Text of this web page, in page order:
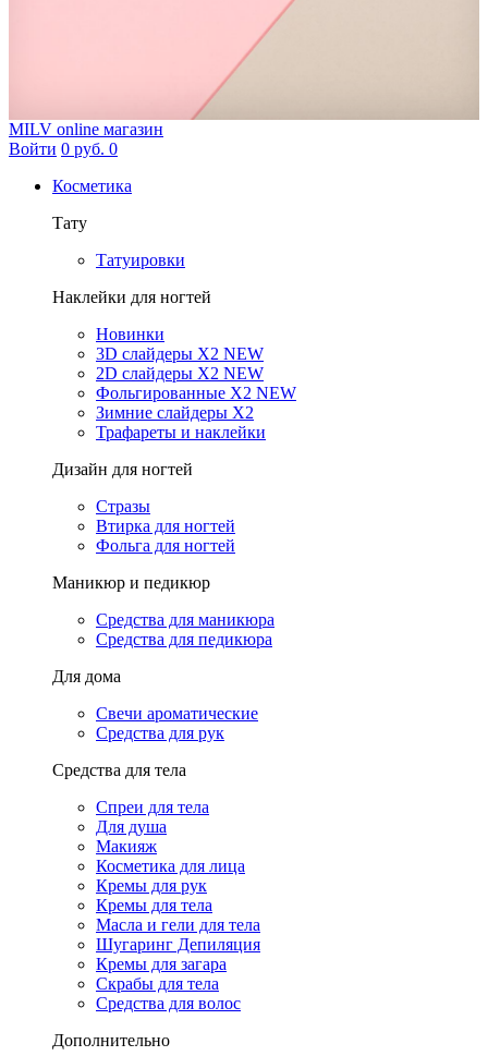
MILV online магазин
Войти 0 руб. 0
Косметика
Тату
Татуировки
Наклейки для ногтей
Новинки
3D слайдеры X2 NEW
2D слайдеры X2 NEW
Фольгированные X2 NEW
Зимние слайдеры Х2
Трафареты и наклейки
Дизайн для ногтей
Стразы
Втирка для ногтей
Фольга для ногтей
Маникюр и педикюр
Средства для маникюра
Средства для педикюра
Для дома
Свечи ароматические
Средства для рук
Средства для тела
Спреи для тела
Для душа
Макияж
Косметика для лица
Кремы для рук
Кремы для тела
Масла и гели для тела
Шугаринг Депиляция
Кремы для загара
Скрабы для тела
Средства для волос
Дополнительно